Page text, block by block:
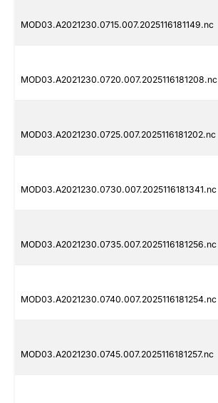
MOD03.A2021230.0715.007.2025116181149.nc
MOD03.A2021230.0720.007.2025116181208.nc
MOD03.A2021230.0725.007.2025116181202.nc
MOD03.A2021230.0730.007.2025116181341.nc
MOD03.A2021230.0735.007.2025116181256.nc
MOD03.A2021230.0740.007.2025116181254.nc
MOD03.A2021230.0745.007.2025116181257.nc